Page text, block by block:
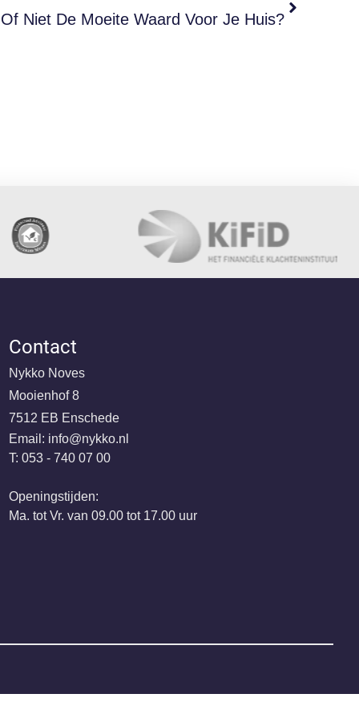
Niet De Moeite Waard Voor Je Huis?
Contact
Nykko Noves
Mooienhof 8
7512 EB Enschede
Email:
ln.okkyn
@ofni
T: 053 - 740 07 00
Openingstijden:
Ma. tot Vr. van 09.00 tot 17.00 uur